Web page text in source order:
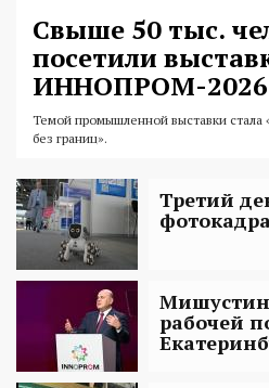
Свыше 50 тыс.
посетили
ИННОПРОМ-2026
Темой промышленной выставки стала
без границ».
Третий
Мишустин
рабочей